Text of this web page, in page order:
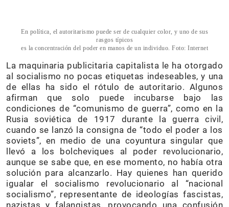
En política, el autoritarismo puede ser de cualquier color, y uno de sus
rasgos típicos
es la concentración del poder en manos de un individuo. Foto: Internet
La maquinaria publicitaria capitalista le ha otorgado
al socialismo no pocas etiquetas indeseables, y una
de ellas ha sido el rótulo de autoritario. Algunos
afirman que solo puede incubarse bajo las
condiciones de “comunismo de guerra”, como en la
Rusia soviética de 1917 durante la guerra civil,
cuando se lanzó la consigna de “todo el poder a los
soviets”, en medio de una coyuntura singular que
llevó a los bolcheviques al poder revolucionario,
aunque se sabe que, en ese momento, no había otra
solución para alcanzarlo. Hay quienes han querido
igualar el socialismo revolucionario al “nacional
socialismo”, representante de ideologías fascistas,